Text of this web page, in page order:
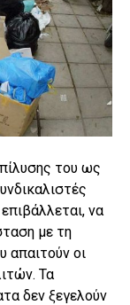
του ως
να
με τη
απαιτούν οι
Τα
δεν ξεγελούν